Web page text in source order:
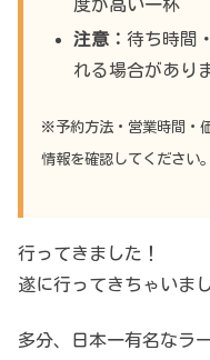
度が高い一杯
注意： 待ち時間
れる場合があり
※予約方法・営業時間・
情報を確認してください。
行ってきました！
遂に行ってきちゃいま
多分、日本一有名なラ